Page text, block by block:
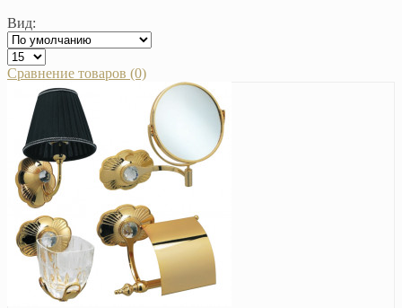
Вид:
Сравнение товаров (0)